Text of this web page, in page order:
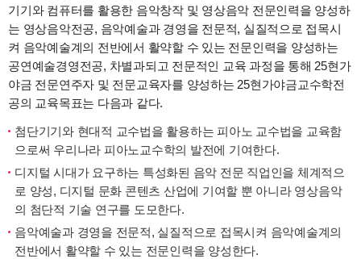
기기와 컴퓨터를 활용한 음악창작 및 영상음악 전문인력을 양성하
는 영상음악전공, 음악예술과 경영을 전문적, 실질적으로 접목시
켜 음악예술계의 전반에서 활약할 수 있는 전문인력을 양성하는
공연예술경영전공, 차별과되고 전문적인 교육 과정을 통해 25현가
야금 전문연주자 및 전문교육자를 양성하는 25현가야금교수학전
공의 교육목표는 다음과 같다.
첨단기기와 현대적 교수법을 활용하는 피아노 교수법을 교육함
으로써 우리나라 피아노교수학의 발전에 기여한다.
디지털 시대가 요구하는 특성화된 음악 전문 직업인을 체계적으
로 양성, 디지털 문화 콘텐츠 산업에 기여할 뿐 아니라 영상음악
의 첨단적 기술 연구를 도모한다.
음악예술과 경영을 전문적, 실질적으로 접목시켜 음악예술계의
전반에서 활약할 수 있는 전문인력을 양성한다.